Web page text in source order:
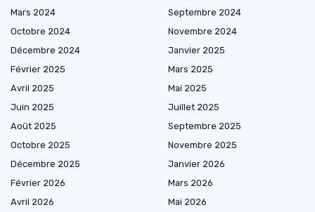
Mars 2024
Septembre 2024
Octobre 2024
Novembre 2024
Décembre 2024
Janvier 2025
Février 2025
Mars 2025
Avril 2025
Mai 2025
Juin 2025
Juillet 2025
Août 2025
Septembre 2025
Octobre 2025
Novembre 2025
Décembre 2025
Janvier 2026
Février 2026
Mars 2026
Avril 2026
Mai 2026